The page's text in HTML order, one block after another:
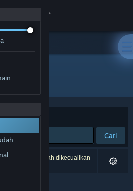
Cari
anda. 1 tajuk telah dikecualikan